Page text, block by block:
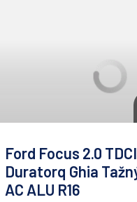
Ford Focus 2.0
Duratorq Ghia
AC ALU R16